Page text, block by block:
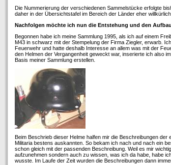
Die Nummerierung der verschiedenen Sammelstücke erfolgte
daher in der Übersichtstafel im Bereich der Länder eher willkürlich.
Nachfolgen möchte ich nun die Entstehung und den
Begonnen habe ich meine Sammlung 1995, als ich auf einem
M43 in schwarz mit der Stempelung der Firma Ziegler, erwarb.
Feuerwehr und hatte deshalb Interesse an allem was mit der
den Helmen der Vergangenheit geweckt war, inserierte ich also
Basis meiner Sammlung erstellen.
Beim Beschrieb dieser Helme halfen mir die Beschreibungen
Militaria bestens auskannten. So bekam ich nach und nach ein
schon gleich mit der passenden Beschreibung. Weil es mir
aufzunehmen sondern auch zu wissen, was ich da habe, habe
wusste. Im Laufe der Zeit wurden die Beschreibungen dann